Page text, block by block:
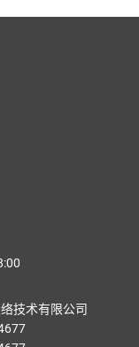
技术有限公司